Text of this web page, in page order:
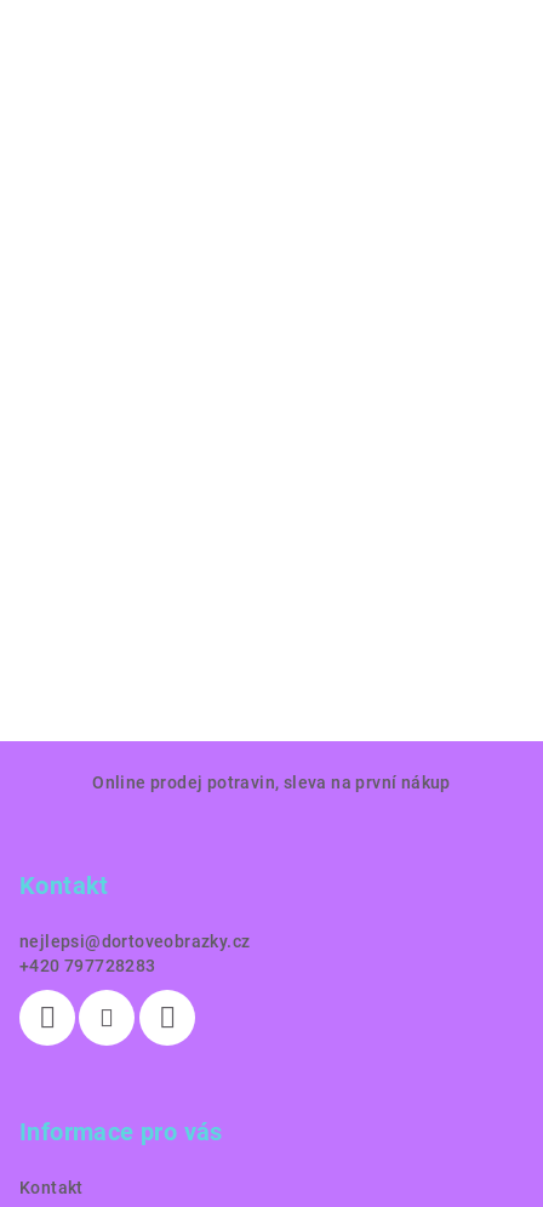
Online prodej potravin, sleva na první nákup
Kontakt
nejlepsi@dortoveobrazky.cz
+420 797728283
Informace pro vás
Kontakt